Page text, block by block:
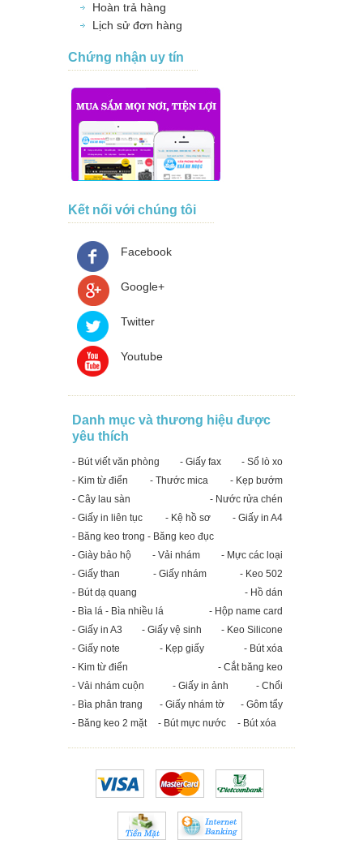
Hoàn trả hàng
Lịch sử đơn hàng
Chứng nhận uy tín
Kết nối với chúng tôi
Facebook
Google+
Twitter
Youtube
Danh mục và thương hiệu được
yêu thích
- Bút viết văn phòng - Giấy fax
- Sổ lò xo
- Kim từ điển
- Thước mica
- Kẹp bướm
- Cây lau sàn
- Nước rửa chén
- Giấy in liên tục
- Kệ hồ sơ
- Giấy in A4
- Băng keo trong - Băng keo đục
- Giày bảo hộ
- Vải nhám
- Mực các loại
- Giấy than
- Giấy nhám
- Keo 502
- Bút dạ quang
- Hồ dán
- Bìa lá - Bìa nhiều lá
- Hộp name card
- Giấy in A3
- Giấy vệ sinh
- Keo Silicone
- Giấy note
- Kẹp giấy
- Bút xóa
- Kim từ điển
- Cắt băng keo
- Vải nhám cuộn
- Giấy in ảnh
- Chổi
- Bìa phân trang
- Giấy nhám tờ
- Gôm tẩy
- Băng keo 2 mặt
- Bút mực nước - Bút xóa